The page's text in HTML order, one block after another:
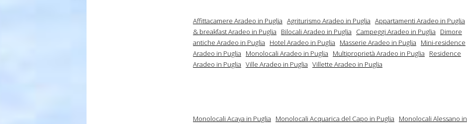
Affittacamere Aradeo in Puglia Agriturismo Aradeo in Puglia Appartamenti Aradeo in Puglia
& breakfast Aradeo in Puglia
Bilocali Aradeo in Puglia Campeggi Aradeo in Puglia
Dimore
antiche Aradeo in Puglia
Hotel Aradeo in Puglia Masserie Aradeo in Puglia
Mini-residence
Aradeo in Puglia
Monolocali Aradeo in Puglia Multiproprietà Aradeo in Puglia
Residence
Aradeo in Puglia Ville Aradeo in Puglia Villette Aradeo in Puglia
Monolocali Acaya in Puglia Monolocali Acquarica del Capo in Puglia
Monolocali Alessano in